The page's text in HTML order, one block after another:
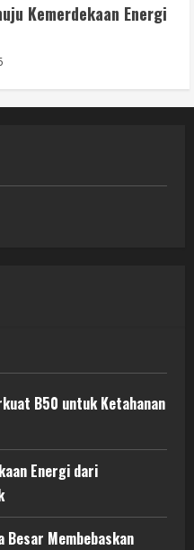
Kemerdekaan Energi
B50 untuk Ketahanan
Energi dari
Besar Membebaskan